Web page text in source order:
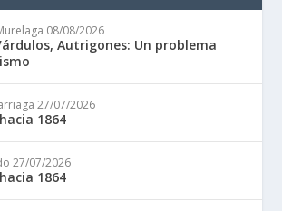
08/08/2026
Autrigones: Un problema
27/07/2026
1864
27/07/2026
1864